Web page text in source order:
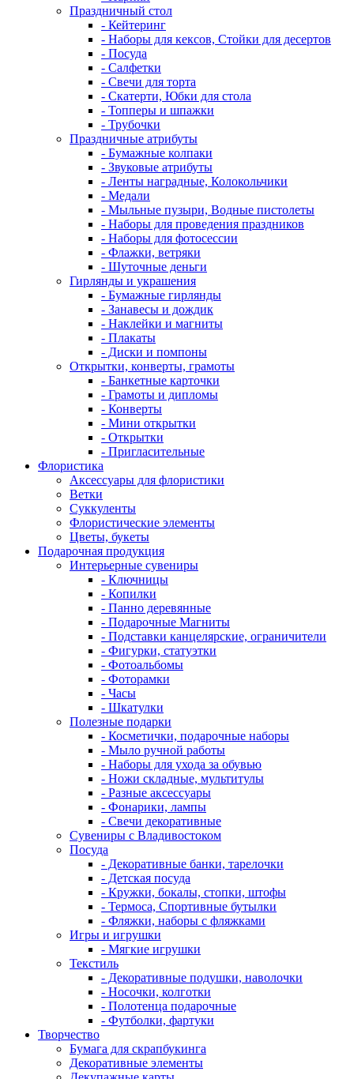
Праздничный стол
- Кейтеринг
- Наборы для кексов, Стойки для десертов
- Посуда
- Салфетки
- Свечи для торта
- Скатерти, Юбки для стола
- Топперы и шпажки
- Трубочки
Праздничные атрибуты
- Бумажные колпаки
- Звуковые атрибуты
- Ленты наградные, Колокольчики
- Медали
- Мыльные пузыри, Водные пистолеты
- Наборы для проведения праздников
- Наборы для фотосессии
- Флажки, ветряки
- Шуточные деньги
Гирлянды и украшения
- Бумажные гирлянды
- Занавесы и дождик
- Наклейки и магниты
- Плакаты
- Диски и помпоны
Открытки, конверты, грамоты
- Банкетные карточки
- Грамоты и дипломы
- Конверты
- Мини открытки
- Открытки
- Пригласительные
Флористика
Аксессуары для флористики
Ветки
Суккуленты
Флористические элементы
Цветы, букеты
Подарочная продукция
Интерьерные сувениры
- Ключницы
- Копилки
- Панно деревянные
- Подарочные Магниты
- Подставки канцелярские, ограничители
- Фигурки, статуэтки
- Фотоальбомы
- Фоторамки
- Часы
- Шкатулки
Полезные подарки
- Косметички, подарочные наборы
- Мыло ручной работы
- Наборы для ухода за обувью
- Ножи складные, мультитулы
- Разные аксессуары
- Фонарики, лампы
- Свечи декоративные
Сувениры с Владивостоком
Посуда
- Декоративные банки, тарелочки
- Детская посуда
- Кружки, бокалы, стопки, штофы
- Термоса, Спортивные бутылки
- Фляжки, наборы с фляжками
Игры и игрушки
- Мягкие игрушки
Текстиль
- Декоративные подушки, наволочки
- Носочки, колготки
- Полотенца подарочные
- Футболки, фартуки
Творчество
Бумага для скрапбукинга
Декоративные элементы